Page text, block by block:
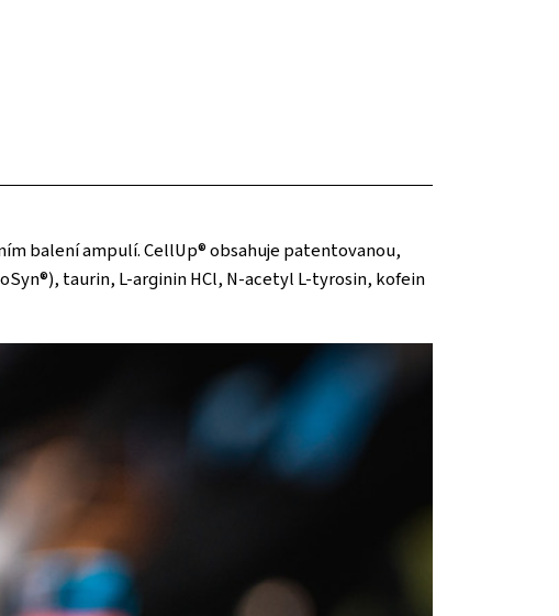
balení ampulí. CellUp® obsahuje patentovanou,
taurin, L-arginin HCl, N-acetyl L-tyrosin, kofein